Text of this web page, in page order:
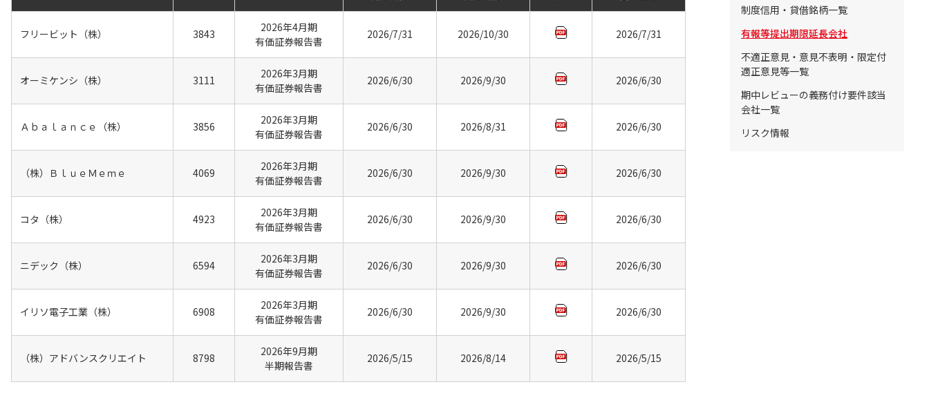
フリービット（株） 3843
2026年4月期
有価証券報告書
2026/7/31 2026/10/30 2026/7/31
オーミケンシ（株） 3111
2026年3月期
有価証券報告書
2026/6/30 2026/9/30 2026/6/30
Ａｂａｌａｎｃｅ（株） 3856
2026年3月期
有価証券報告書
2026/6/30 2026/8/31 2026/6/30
（株）ＢｌｕｅＭｅｍｅ 4069
2026年3月期
有価証券報告書
2026/6/30 2026/9/30 2026/6/30
コタ（株） 4923
2026年3月期
有価証券報告書
2026/6/30 2026/9/30 2026/6/30
ニデック（株） 6594
2026年3月期
有価証券報告書
2026/6/30 2026/9/30 2026/6/30
イリソ電子工業（株） 6908
2026年3月期
有価証券報告書
2026/6/30 2026/9/30 2026/6/30
（株）アドバンスクリエイト 8798
2026年9月期
半期報告書
2026/5/15 2026/8/14 2026/5/15
制度信用・貸借銘柄一覧
有報等提出期限延長会社
不適正意見・意見不表明・限定付
適正意見等一覧
期中レビューの義務付け要件該当
会社一覧
リスク情報